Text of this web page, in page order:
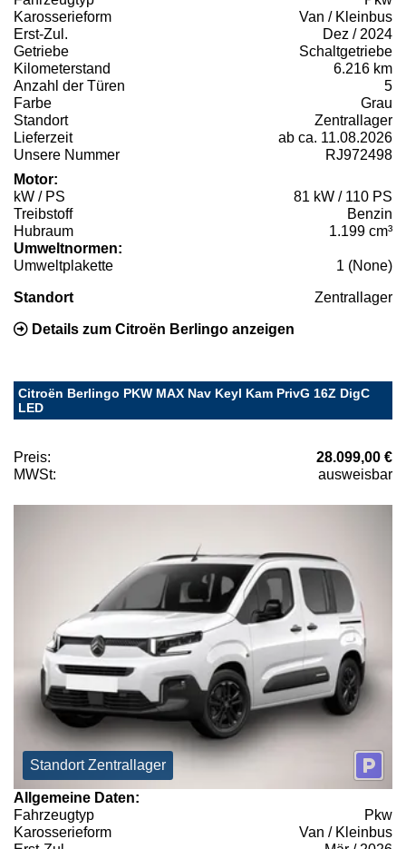
Karosserieform
Van / Kleinbus
Erst-Zul.
Dez / 2024
Getriebe
Schaltgetriebe
Kilometerstand
6.216 km
Anzahl der Türen
5
Farbe
Grau
Standort
Zentrallager
Lieferzeit
ab ca. 11.08.2026
Unsere Nummer
RJ972498
Motor:
kW / PS
81 kW / 110 PS
Treibstoff
Benzin
Hubraum
1.199 cm³
Umweltnormen:
Umweltplakette
1 (None)
Standort Zentrallager
Details zum Citroën Berlingo anzeigen
Citroën Berlingo PKW MAX Nav Keyl Kam PrivG 16Z DigC
LED
Preis:
28.099,00 €
MWSt:
ausweisbar
Standort Zentrallager
Allgemeine Daten:
Fahrzeugtyp
Pkw
Karosserieform
Van / Kleinbus